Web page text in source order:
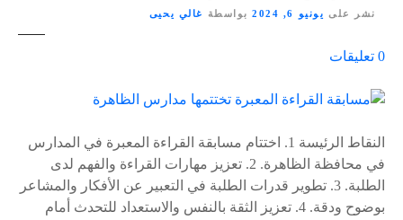
نشر على يونيو 6, 2024 بواسطة غالي يحيى
0 تعليقات
ى
s
النقاط الرئيسة 1. اختتام مسابقة القراءة المعبرة في المدارس
في محافظة الظاهرة. 2. تعزيز مهارات القراءة والفهم لدى
الطلبة. 3. تطوير قدرات الطلبة في التعبير عن الأفكار والمشاعر
بوضوح ودقة. 4. تعزيز الثقة بالنفس والاستعداد للتحدث أمام